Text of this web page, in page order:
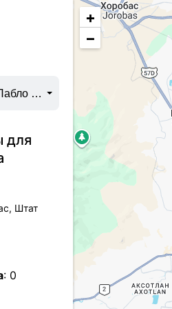
+
−
де лас Салинас
для
Штат
: 0